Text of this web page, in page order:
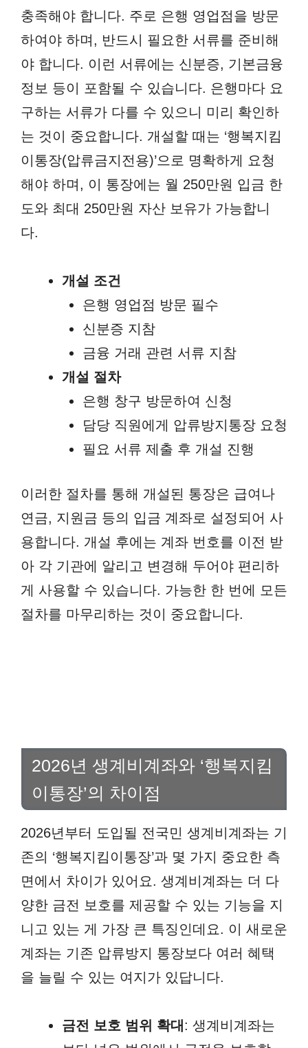
충족해야 합니다. 주로 은행 영업점을 방문
하여야 하며, 반드시 필요한 서류를 준비해
야 합니다. 이런 서류에는 신분증, 기본금융
정보 등이 포함될 수 있습니다. 은행마다 요
구하는 서류가 다를 수 있으니 미리 확인하
는 것이 중요합니다. 개설할 때는 ‘행복지킴
이통장(압류금지전용)’으로 명확하게 요청
해야 하며, 이 통장에는 월 250만원 입금 한
도와 최대 250만원 자산 보유가 가능합니
다.
개설 조건
은행 영업점 방문 필수
신분증 지참
금융 거래 관련 서류 지참
개설 절차
은행 창구 방문하여 신청
담당 직원에게 압류방지통장 요청
필요 서류 제출 후 개설 진행
이러한 절차를 통해 개설된 통장은 급여나
연금, 지원금 등의 입금 계좌로 설정되어 사
용합니다. 개설 후에는 계좌 번호를 이전 받
아 각 기관에 알리고 변경해 두어야 편리하
게 사용할 수 있습니다. 가능한 한 번에 모든
절차를 마무리하는 것이 중요합니다.
2026년 생계비계좌와 ‘행복지킴
이통장’의 차이점
2026년부터 도입될 전국민 생계비계좌는 기
존의 ‘행복지킴이통장’과 몇 가지 중요한 측
면에서 차이가 있어요. 생계비계좌는 더 다
양한 금전 보호를 제공할 수 있는 기능을 지
니고 있는 게 가장 큰 특징인데요. 이 새로운
계좌는 기존 압류방지 통장보다 여러 혜택
을 늘릴 수 있는 여지가 있답니다.
금전 보호 범위 확대: 생계비계좌는